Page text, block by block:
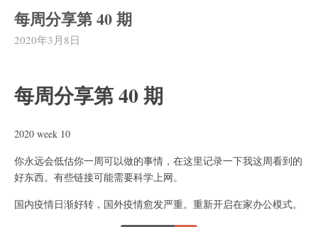
每周分享第 40 期
2020年3月8日
每周分享第 40 期
2020 week 10
你永远会低估你一周可以做的事情，在这里记录一下我这周看到的
好东西。有些链接可能需要科学上网。
国内疫情日渐好转，国外疫情愈发严重。重新开启在家办公模式。